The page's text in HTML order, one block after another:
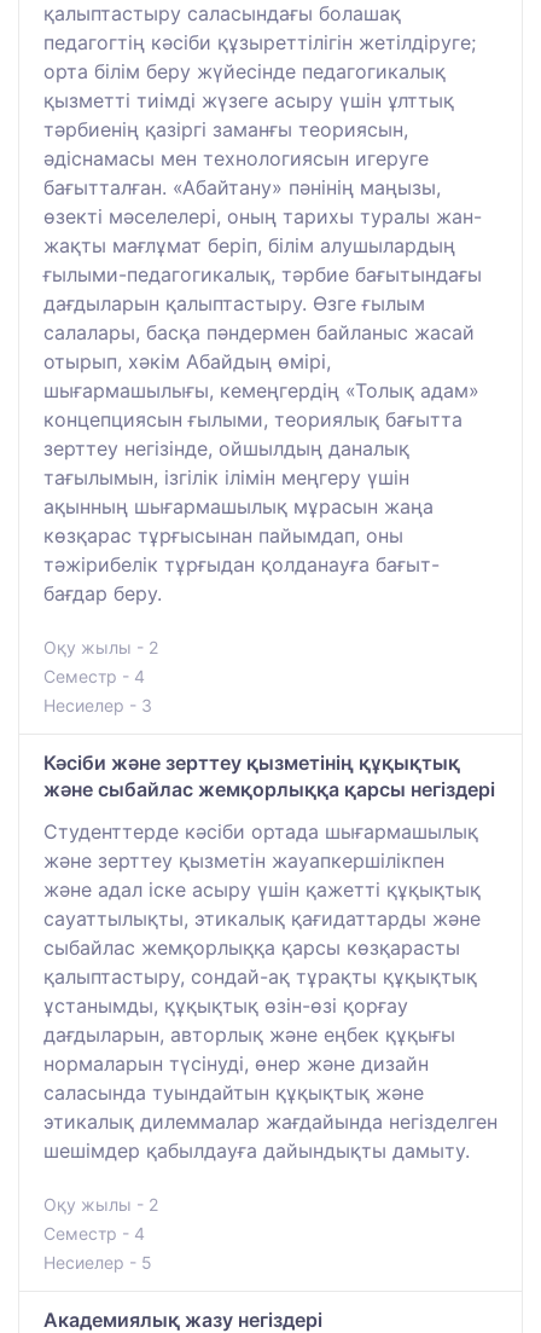
қалыптастыру саласындағы болашақ
педагогтің кәсіби құзыреттілігін жетілдіруге;
орта білім беру жүйесінде педагогикалық
қызметті тиімді жүзеге асыру үшін ұлттық
тәрбиенің қазіргі заманғы теориясын,
әдіснамасы мен технологиясын игеруге
бағытталған. «Абайтану» пәнінің маңызы,
өзекті мәселелері, оның тарихы туралы жан-
жақты мағлұмат беріп, білім алушылардың
ғылыми-педагогикалық, тәрбие бағытындағы
дағдыларын қалыптастыру. Өзге ғылым
салалары, басқа пәндермен байланыс жасай
отырып, хәкім Абайдың өмірі,
шығармашылығы, кемеңгердің «Толық адам»
концепциясын ғылыми, теориялық бағытта
зерттеу негізінде, ойшылдың даналық
тағылымын, ізгілік ілімін меңгеру үшін
ақынның шығармашылық мұрасын жаңа
көзқарас тұрғысынан пайымдап, оны
тәжірибелік тұрғыдан қолданауға бағыт-
бағдар беру.
Оқу жылы - 2
Семестр - 4
Несиелер - 3
Кәсіби және зерттеу қызметінің құқықтық
және сыбайлас жемқорлыққа қарсы негіздері
Студенттерде кәсіби ортада шығармашылық
және зерттеу қызметін жауапкершілікпен
және адал іске асыру үшін қажетті құқықтық
сауаттылықты, этикалық қағидаттарды және
сыбайлас жемқорлыққа қарсы көзқарасты
қалыптастыру, сондай-ақ тұрақты құқықтық
ұстанымды, құқықтық өзін-өзі қорғау
дағдыларын, авторлық және еңбек құқығы
нормаларын түсінуді, өнер және дизайн
саласында туындайтын құқықтық және
этикалық дилеммалар жағдайында негізделген
шешімдер қабылдауға дайындықты дамыту.
Оқу жылы - 2
Семестр - 4
Несиелер - 5
Академиялық жазу негіздері